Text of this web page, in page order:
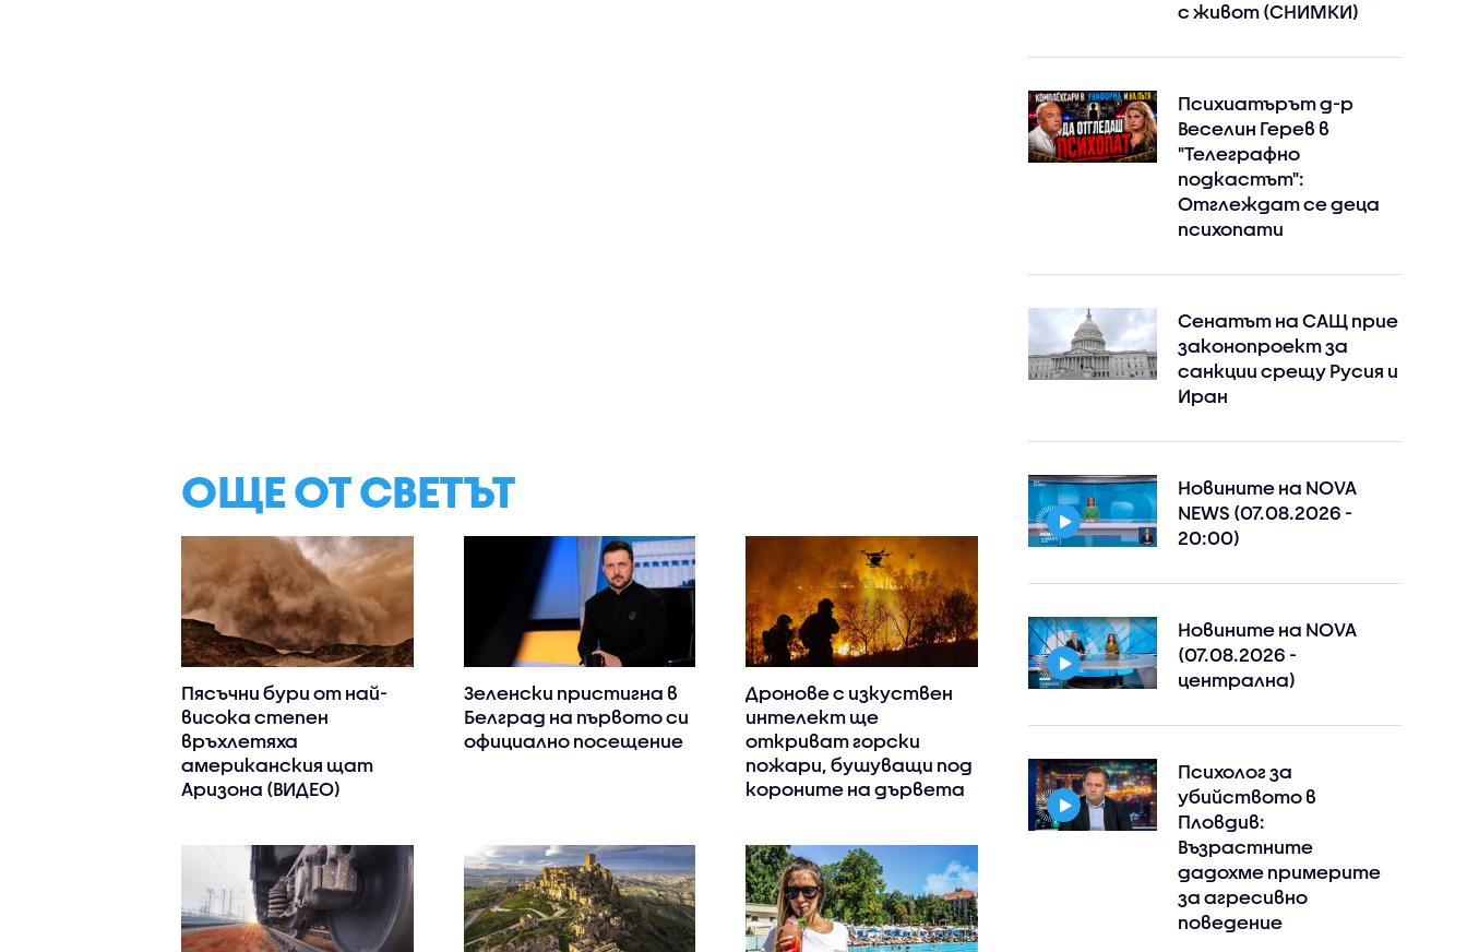
ОЩЕ ОТ СВЕТЪТ
Пясъчни бури от най-
висока степен
връхлетяха
американския щат
Аризона (ВИДЕО)
Зеленски пристигна в
Белград на първото си
официално посещение
Дронове с изкуствен
интелект ще
откриват горски
пожари, бушуващи под
короните на дървета
с живот (СНИМКИ)
Психиатърът д-р
Веселин Герев в
"Телеграфно
подкастът":
Отглеждат се деца
психопати
Сенатът на САЩ прие
законопроект за
санкции срещу Русия и
Иран
Новините на NOVA
NEWS (07.08.2026 -
20:00)
Новините на NOVA
(07.08.2026 -
централна)
Психолог за
убийството в
Пловдив:
Възрастните
дадохме примерите
за агресивно
поведение